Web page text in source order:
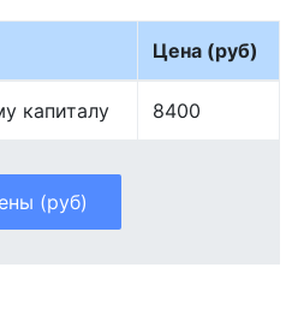
Цена (руб)
капиталу 8400
(руб)